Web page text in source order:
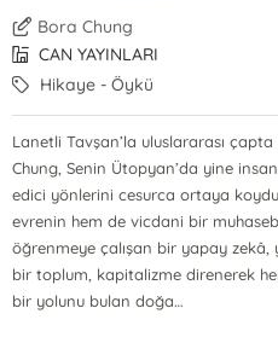
Bora Chung
CAN YAYINLARI
Hikaye - Öykü
Lanetli Tavşan’la uluslararası
Chung, Senin Ütopyan’da yine
edici yönlerini cesurca ortaya
evrenin hem de vicdani bir
öğrenmeye çalışan bir yapay zekâ,
bir toplum, kapitalizme direnerek
bir yolunu bulan doğa…